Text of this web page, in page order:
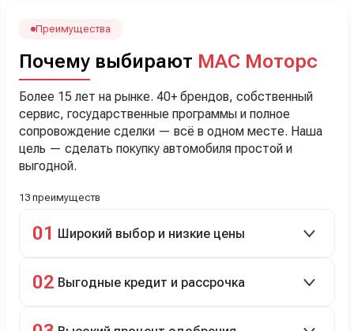
менеджеру Сергею, профессионал своего дела!
Преимущества
Почему выбирают МАС Моторс
Более 15 лет на рынке. 40+ брендов, собственный
сервис, государственные программы и полное
сопровождение сделки — всё в одном месте. Наша
цель — сделать покупку автомобиля простой и
выгодной.
13 преимуществ
01 Широкий выбор и низкие цены
подержанные авто.
02 Выгодные кредит и рассрочка